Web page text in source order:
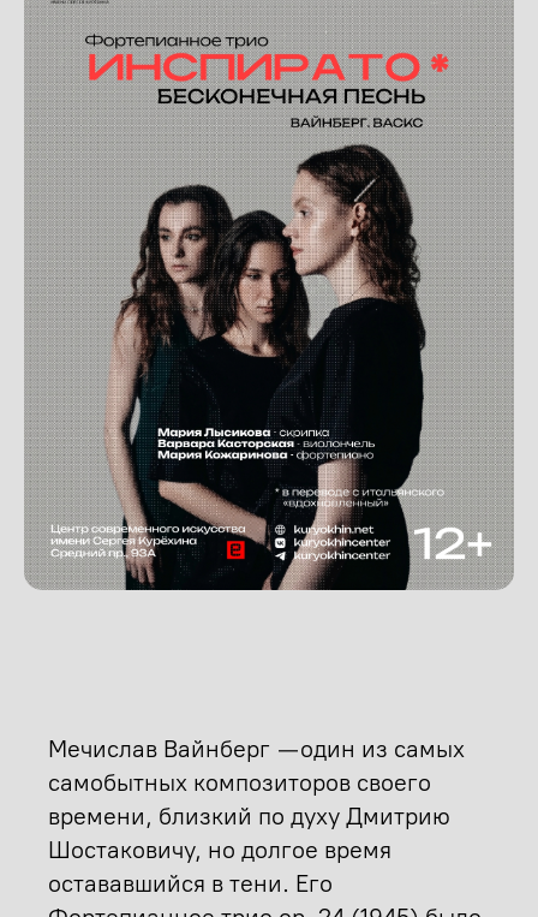
Мечислав Вайнберг — один из самых
самобытных композиторов своего
времени, близкий по духу Дмитрию
Шостаковичу, но долгое время
остававшийся в тени. Его